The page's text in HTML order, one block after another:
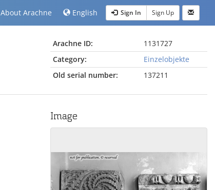
About Arachne English Sign In Sign Up
Arachne ID:
1131727
Category:
Einzelobjekte
Old serial number:
137211
Image